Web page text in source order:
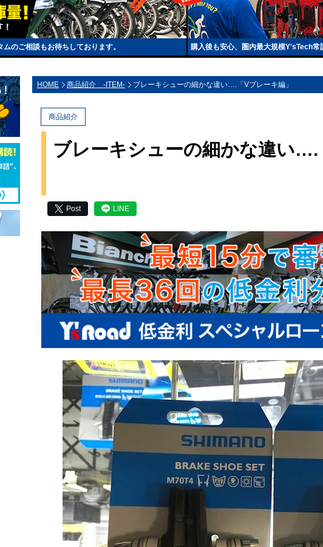
のご相談もお待ちしております。 購入後も安心、圏内最大規模Y'sTech
HOME 商品紹介 -ITEM- ブレーキシューの細かな違い….「Vブレーキ編」
商品紹介
ブレーキシューの細かな違い….
Post LINE